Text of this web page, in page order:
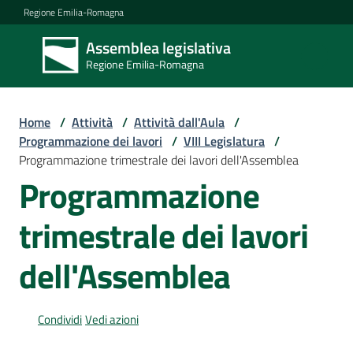
Vai al contenuto
Vai alla navigazione
Vai al footer
Regione Emilia-Romagna
Assemblea legislativa
Regione Emilia-Romagna
Assemblea
legislativa
Regione Emilia-
Assemblea
Attività
Argomenti
Home / Attività / Attività dall'Aula /
Programmazione dei lavori / VIII Legislatura /
Programmazione trimestrale dei lavori dell'Assemblea
Programmazione
trimestrale dei lavori
dell'Assemblea
CondividiVedi azioni